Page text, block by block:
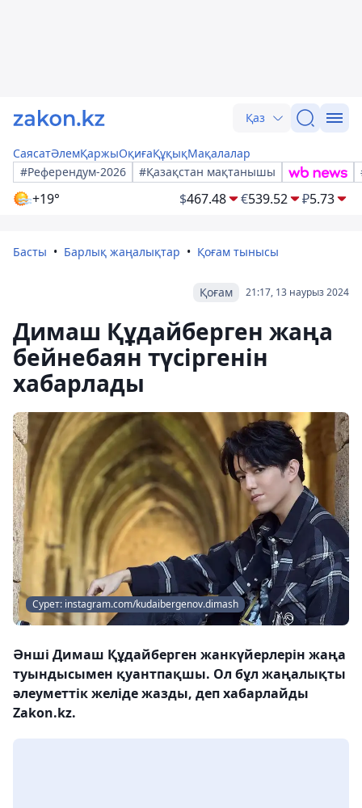
Қаз
СаясатӘлемҚаржыОқиғаҚұқықМақалалар
#Референдум-2026
#Қазақстан мақтанышы
+19° $467.48 €539.52 ₽5.73
Басты Барлық жаңалықтар Қоғам тынысы
21:17, 13 наурыз 2024
Қоғам
Димаш Құдайберген жаңа
бейнебаян түсіргенін
хабарлады
Сурет: instagram.com/kudaibergenov.dimash
Әнші Димаш Құдайберген жанкүйерлерін жаңа
туындысымен қуантпақшы. Ол бұл жаңалықты
әлеуметтік желіде жазды, деп хабарлайды
Zakon.kz.